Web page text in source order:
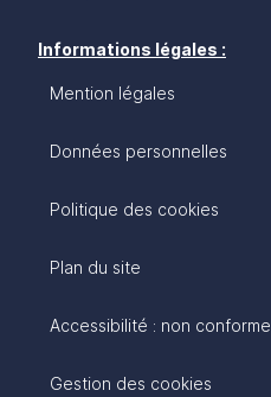
Informations légales :
Mention légales
Données personnelles
Politique des cookies
Plan du site
Accessibilité : non conforme
Gestion des cookies